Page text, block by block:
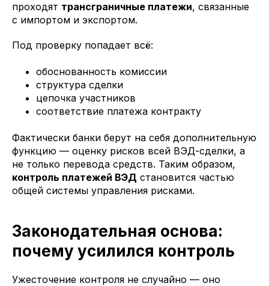
проходят трансграничные платежи, связанные
с импортом и экспортом.
Под проверку попадает всё:
обоснованность комиссии
структура сделки
цепочка участников
соответствие платежа контракту
Фактически банки берут на себя дополнительную
функцию — оценку рисков всей ВЭД-сделки, а
не только перевода средств. Таким образом,
контроль платежей ВЭД становится частью
общей системы управления рисками.
Законодательная основа:
почему усилился контроль
Ужесточение контроля не случайно — оно